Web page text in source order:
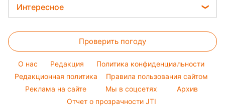
Новости Тернополя
Новости Одессы
Новости Полтавы
Модные ошибки
Советы от Андре Тана
Ани Лорак
Кейт Миддлтон
Максим Галкин
Настя Каменских
Виталий Козловский
Праздничное меню
Закуски
Простые блюда
Легкие десерты
Напитки
Интересное
Тесты по картинке
Оптические иллюзии
Народные приметы
Все о шоу-бизнесе
Проверить погоду
O нас Редакция
Политика конфиденциальности
Редакционная политика
Правила пользования сайтом
Реклама на сайте
Мы в соцсетях
Архив
Отчет о прозрачности JTI